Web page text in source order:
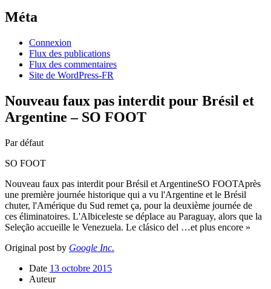
Méta
Connexion
Flux des publications
Flux des commentaires
Site de WordPress-FR
Nouveau faux pas interdit pour Brésil et
Argentine – SO FOOT
Par défaut
SO FOOT
Nouveau faux pas interdit pour Brésil et ArgentineSO FOOTAprès
une première journée historique qui a vu l'Argentine et le Brésil
chuter, l'Amérique du Sud remet ça, pour la deuxième journée de
ces éliminatoires. L'Albiceleste se déplace au Paraguay, alors que la
Seleção accueille le Venezuela. Le clásico del …et plus encore »
Original post by Google Inc.
Date 13 octobre 2015
Auteur